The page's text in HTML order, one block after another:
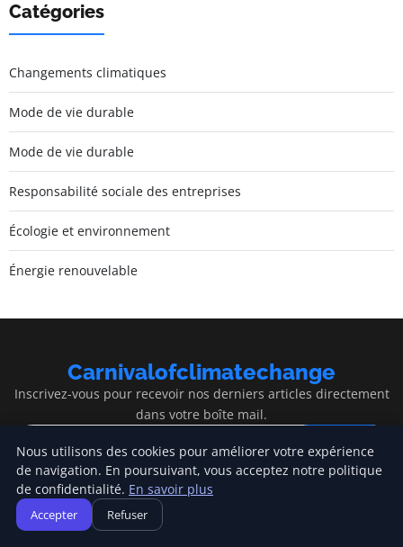
Catégories
Changements climatiques
Mode de vie durable
Mode de vie durable
Responsabilité sociale des entreprises
Écologie et environnement
Énergie renouvelable
Carnivalofclimatechange
Inscrivez-vous pour recevoir nos derniers articles directement
dans votre boîte mail.
S'inscrire
Nous utilisons des cookies pour améliorer votre expérience
de navigation. En poursuivant, vous acceptez notre politique
de confidentialité. En savoir plus
Accepter Refuser